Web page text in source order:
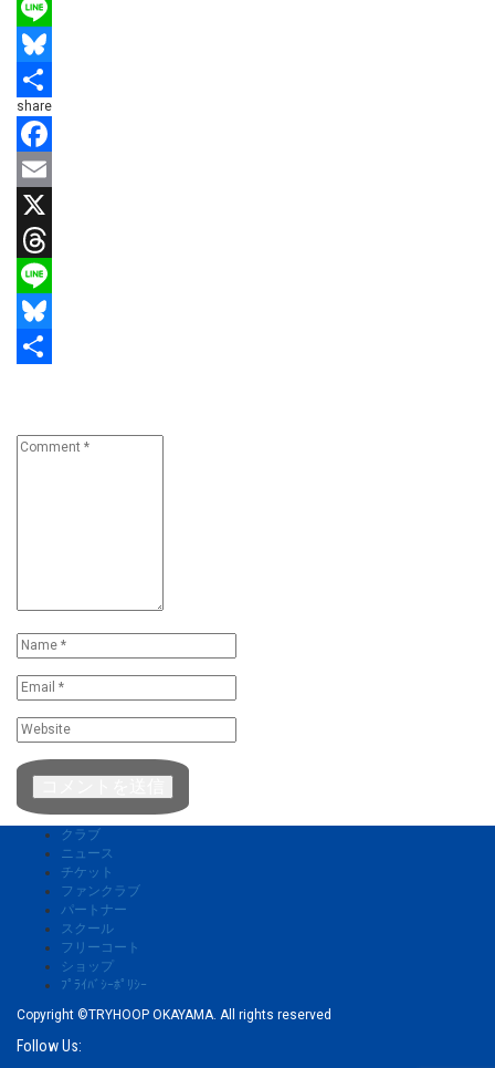
Threads
Line
Bluesky
共
有
share
Facebook
Email
X
Threads
Line
Bluesky
クラブ
ニュース
チケット
ファンクラブ
パートナー
スクール
フリーコート
ショップ
ﾌﾟﾗｲﾊﾞｼｰﾎﾟﾘｼｰ
Copyright ©TRYHOOP OKAYAMA. All rights reserved
Follow Us: